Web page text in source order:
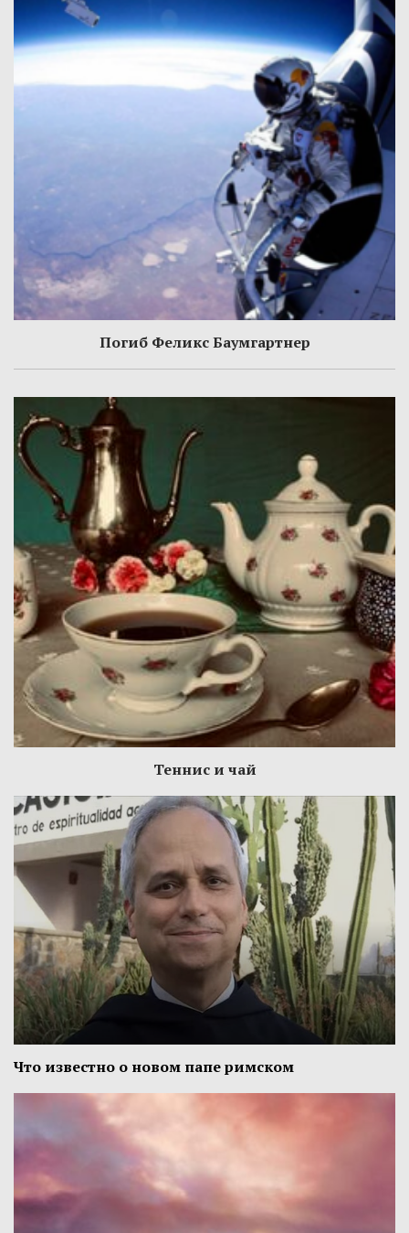
Погиб Феликс Баумгартнер
Теннис и чай
Что известно о новом папе римском